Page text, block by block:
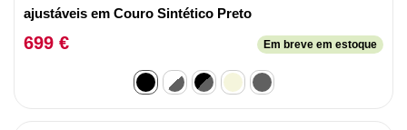
ajustáveis em Couro Sintético Preto
699 € Em breve em estoque